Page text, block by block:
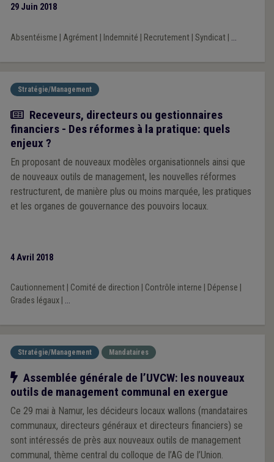
29 Juin 2018
Absentéisme Agrément| Indemnité Recrutement| Syndicat| ...
Stratégie/Management
Article
Receveurs, directeurs ou gestionnaires
financiers - Des réformes à la pratique: quels
enjeux ?
En proposant de nouveaux modèles organisationnels ainsi que
de nouveaux outils de management, les nouvelles réformes
restructurent, de manière plus ou moins marquée, les pratiques
et les organes de gouvernance des pouvoirs locaux.
4 Avril 2018
Cautionnement| Comité de direction Contrôle interne Dépense
Grades légaux| ...
Stratégie/Management Mandataires
Notre action
Assemblée générale de l’UVCW: les nouveaux
outils de management communal en exergue
Ce 29 mai à Namur, les décideurs locaux wallons (mandataires
communaux, directeurs généraux et directeurs financiers) se
sont intéressés de près aux nouveaux outils de management
communal, thème central du colloque de l’AG de l’Union.